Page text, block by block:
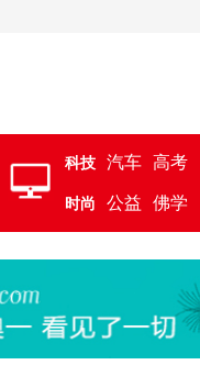
科技 汽车 高考
时尚 公益 佛学